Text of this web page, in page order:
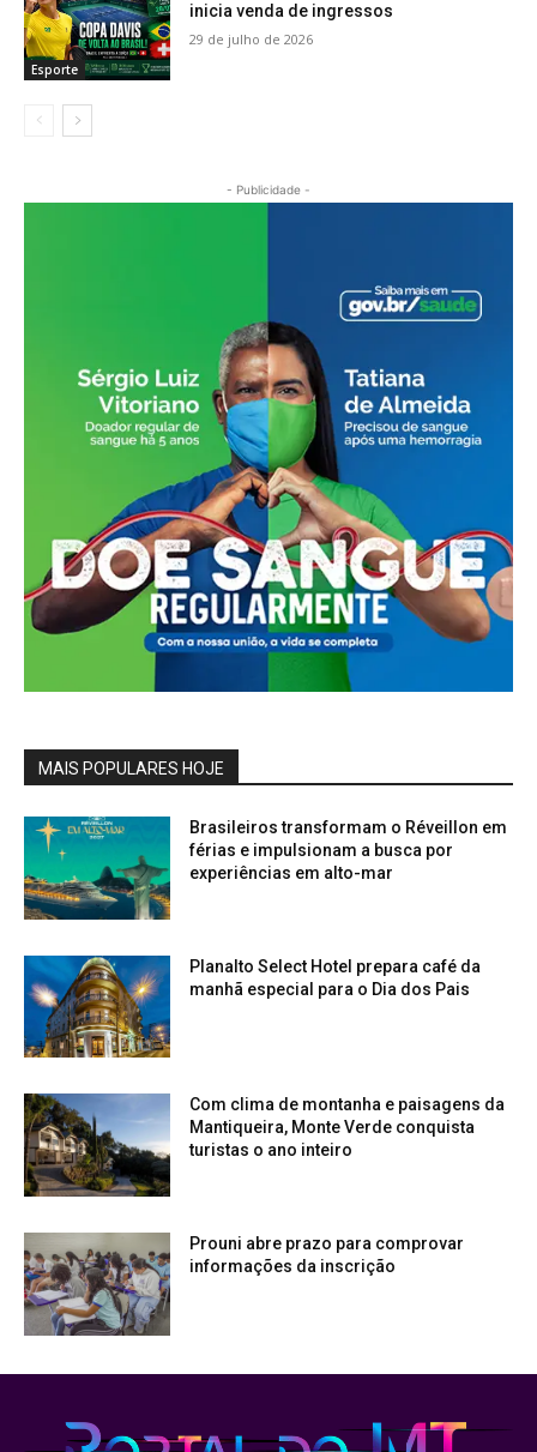
Esporte
inicia venda de ingressos
29 de julho de 2026
- Publicidade -
MAIS POPULARES HOJE
Brasileiros transformam o Réveillon em
férias e impulsionam a busca por
experiências em alto-mar
Planalto Select Hotel prepara café da
manhã especial para o Dia dos Pais
Com clima de montanha e paisagens da
Mantiqueira, Monte Verde conquista
turistas o ano inteiro
Prouni abre prazo para comprovar
informações da inscrição